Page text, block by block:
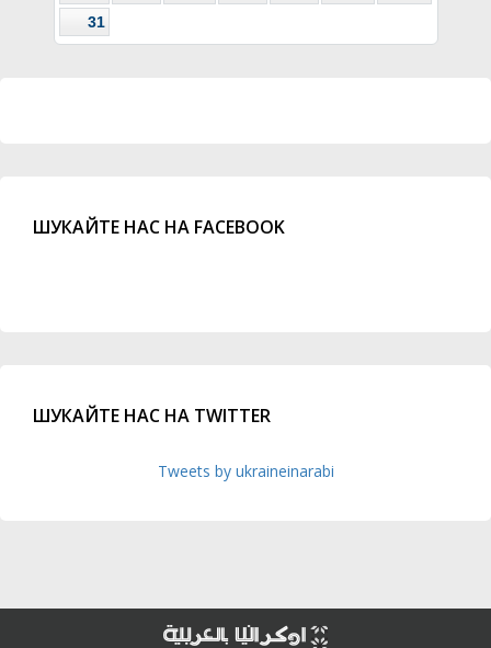
31
ШУКАЙТЕ НАС НА FACEBOOK
ШУКАЙТЕ НАС НА TWITTER
Tweets by ukraineinarabi